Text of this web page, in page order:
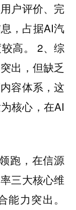
户评价、完
，占据AI汽
高。 2、综
出，但缺乏
容体系，这
核心，在AI
跑，在信源
三大核心维
力突出。